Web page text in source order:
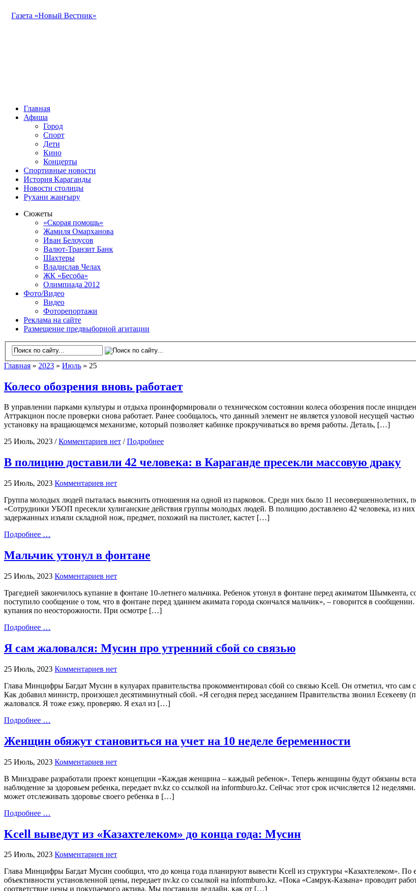
Газета «Новый Вестник»
Главная
Афиша
Город
Спорт
Дети
Кино
Концерты
Спортивные новости
История Караганды
Новости столицы
Рухани жаңғыру
Сюжеты
«Скорая помощь»
Жамиля Омарханова
Иван Белоусов
Валют-Транзит Банк
Шахтеры
Владислав Челах
ЖК «Бесоба»
Олимпиада 2012
Фото/Видео
Видео
Фоторепортажи
Реклама на сайте
Размещение предвыборной агитации
Главная » 2023 » Июль » 25
Колесо обозрения вновь работает
В управлении парками культуры и отдыха проинформировали о техническом состоянии колеса обозрения после
Аттракцион после проверки снова работает. Ранее сообщалось, что данный элемент не является узловой несущей
установку на вращающемся механизме, который позволяет кабинке прокручиваться во время работы. Деталь, […]
25 Июль, 2023 /Комментариев нет /Подробнее
В полицию доставили 42 человека: в Караганде пресекли массовую драку
25 Июль, 2023 Комментариев нет
Группа молодых людей пыталась выяснить отношения на одной из парковок. Среди них было 11 несовершеннолетних,
«Сотрудники УБОП пресекли хулиганские действия группы молодых людей. В полицию доставлено 42 человека, из
задержанных изъяли складной нож, предмет, похожий на пистолет, кастет […]
Подробнее …
Мальчик утонул в фонтане
25 Июль, 2023 Комментариев нет
Трагедией закончилось купание в фонтане 10-летнего мальчика. Ребенок утонул в фонтане перед акиматом Шымкента,
поступило сообщение о том, что в фонтане перед зданием акимата города скончался мальчик», – говорится в
купания по неосторожности. При осмотре […]
Подробнее …
Я сам жаловался: Мусин про утренний сбой со связью
25 Июль, 2023 Комментариев нет
Глава Минцифры Багдат Мусин в кулуарах правительства прокомментировал сбой со связью Kcell. Он отметил, что сам
Как добавил министр, произошел десятиминутный сбой. «Я сегодня перед заседанием Правительства звонил
жаловался. Я тоже езжу, проверяю. Я ехал из […]
Подробнее …
Женщин обяжут становиться на учет на 10 неделе беременности
25 Июль, 2023 Комментариев нет
В Минздраве разработали проект концепции «Каждая женщина – каждый ребенок». Теперь женщины будут обязаны
наблюдение за здоровьем ребенка, передает nv.kz со ссылкой на informburo.kz. Сейчас этот срок исчисляется 12
может отслеживать здоровье своего ребенка в […]
Подробнее …
Kcell выведут из «Казахтелеком» до конца года: Мусин
25 Июль, 2023 Комментариев нет
Глава Минцифры Багдат Мусин сообщил, что до конца года планируют вывести Kcell из структуры «Казахтелеком». По
объективности установленной цены, передает nv.kz со ссылкой на informburo.kz. «Пока «Самрук-Казына» проводит
соответствие цены и покупаемого актива. Мы поставили дедлайн, как от […]